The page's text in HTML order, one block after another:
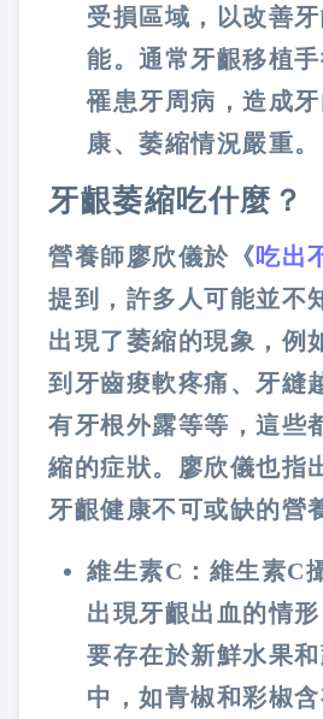
受損區域，以改善
能。通常牙齦移植
罹患牙周病，造成
康、萎縮情況嚴重。
牙齦萎縮吃什麼？
營養師廖欣儀於《 吃出
提到，許多人可能並不
出現了萎縮的現象，例
到牙齒痠軟疼痛、牙縫
有牙根外露等等，這些
縮的症狀。廖欣儀也指
牙齦健康不可或缺的營
維生素C：維生素C
出現牙齦出血的情
要存在於新鮮水果
中，如青椒和彩椒